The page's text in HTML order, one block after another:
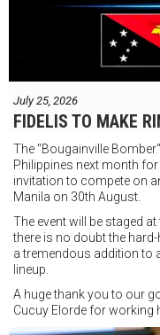
July 25, 2026
FIDELIS TO MAKE
The "Bougainville
Philippines next month
invitation to compete on
Manila on 30th August.
The event will be staged
there is no doubt the
a tremendous addition to
lineup.
A huge thank you to our
Cucuy Elorde for